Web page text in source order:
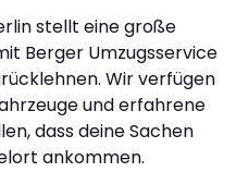
stellt eine große
Berger Umzugsservice
Wir verfügen
und erfahrene
dass deine Sachen
ankommen.